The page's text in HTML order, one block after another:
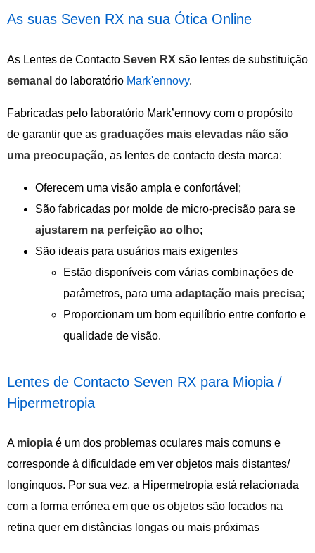
As suas Seven RX na sua Ótica Online
As Lentes de Contacto Seven RX são lentes de substituição
semanal do laboratório Mark'ennovy.
Fabricadas pelo laboratório Mark’ennovy com o propósito
de garantir que as graduações mais elevadas não são
uma preocupação, as lentes de contacto desta marca:
Oferecem uma visão ampla e confortável;
São fabricadas por molde de micro-precisão para se
ajustarem na perfeição ao olho;
São ideais para usuários mais exigentes
Estão disponíveis com várias combinações de
parâmetros, para uma adaptação mais precisa;
Proporcionam um bom equilíbrio entre conforto e
qualidade de visão.
Lentes de Contacto Seven RX para Miopia /
Hipermetropia
A miopia é um dos problemas oculares mais comuns e
corresponde à dificuldade em ver objetos mais distantes/
longínquos. Por sua vez, a Hipermetropia está relacionada
com a forma errónea em que os objetos são focados na
retina quer em distâncias longas ou mais próximas